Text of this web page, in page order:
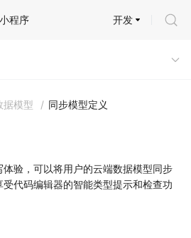
小程序 开发
据模型 / 同步模型定义
验，可以将用户的云端数据模型同步
代码编辑器的智能类型提示和检查功